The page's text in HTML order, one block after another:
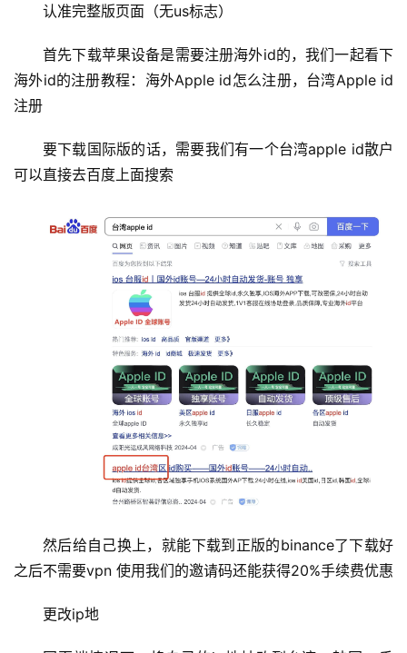
币
认准完整版页面（无us标志）
首先下载苹果设备是需要注册海外id的，我们一起看下
海外id的注册教程：海外Apple id怎么注册，台湾Apple id
注册
要下载国际版的话，需要我们有一个台湾apple id散户
可以直接去百度上面搜索
然后给自己换上，就能下载到正版的binance了下载好
之后不需要vpn 使用我们的邀请码还能获得20%手续费优惠
更改ip地